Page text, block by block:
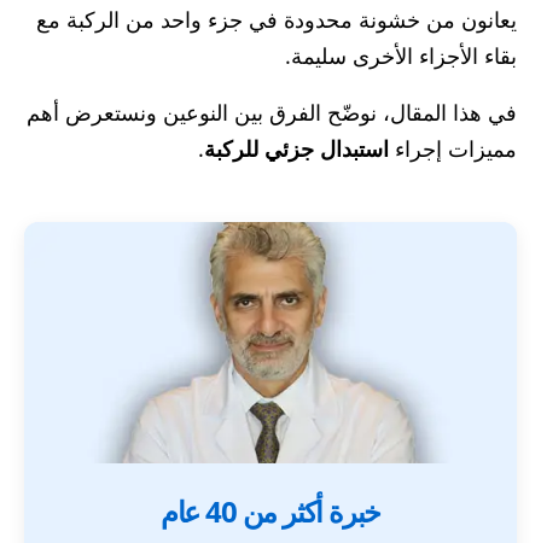
يعانون من خشونة محدودة في جزء واحد من الركبة مع
بقاء الأجزاء الأخرى سليمة.
في هذا المقال، نوضّح الفرق بين النوعين ونستعرض أهم
مميزات إجراء استبدال جزئي للركبة.
خبرة أكثر من 40 عام